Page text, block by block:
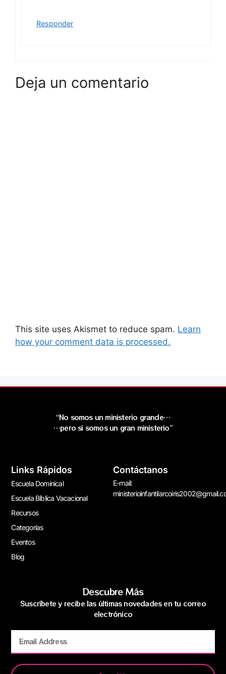
Responder
Deja un comentario
This site uses Akismet to reduce spam. Learn
how your comment data is processed.
“No somos un ministerio grande…
…pero si somos un gran ministerio”
Links Rápidos
Escuela Dominical
Escuela Bíblica Vacacional
Recursos
Categorías
Eventos
Blog
Contáctanos
E-mail:
Descubre Más
Suscríbete y recibe las últimas novedades en tu correo
electrónico